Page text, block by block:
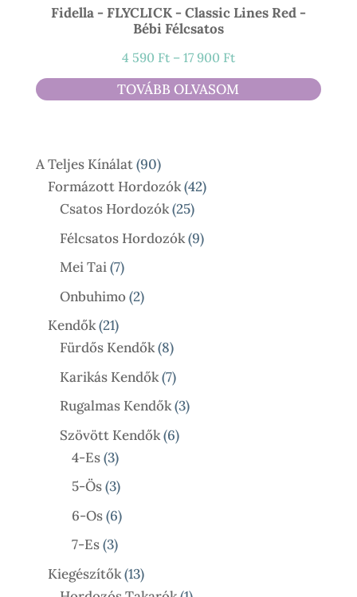
Fidella - FLYCLICK - Classic Lines Red -
Bébi Félcsatos
4 590 Ft – 17 900 FtÁrtartomány:
4
590 Ft
TOVÁBB OLVASOM
A Teljes Kínálat 9090
Termék
Formázott Hordozók 4242
Csatos Hordozók 2525
Termék
Félcsatos Hordozók 99
Mei Tai 77
Termék
Onbuhimo 22
Kendők 2121
Termék
Fürdős Kendők 88
Termék
Karikás Kendők 77
Termék
Rugalmas Kendők 33
Szövött Kendők 66
4-Es 33
Termék
5-Ös 33
Termék
6-Os 66
Termék
7-Es 33
Termék
Kiegészítők 1313